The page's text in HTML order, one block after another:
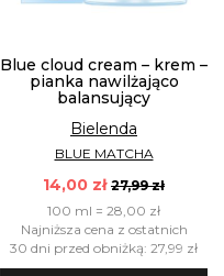
Blue cloud cream – krem –
pianka nawilżająco
balansujący
Bielenda
BLUE MATCHA
14,00 zł 27,99 zł
100 ml = 28,00 zł
Najniższa cena z ostatnich
30 dni przed obniżką: 27,99 zł